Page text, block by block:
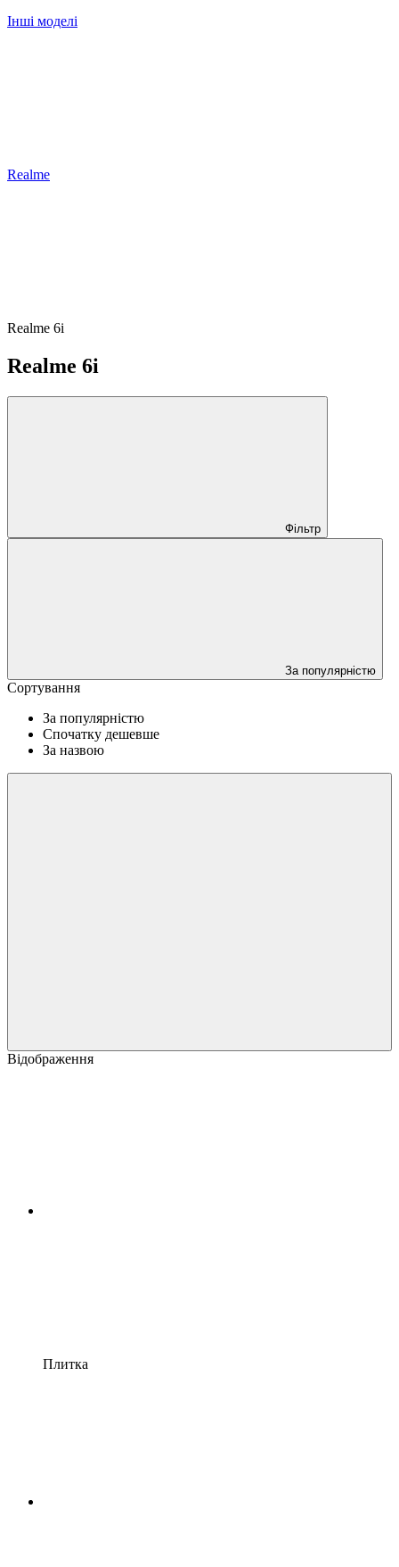
Інші моделі
Realme
Realme 6i
Realme 6i
Фільтр
За популярністю
Сортування
За популярністю
Спочатку дешевше
За назвою
Відображення
Плитка